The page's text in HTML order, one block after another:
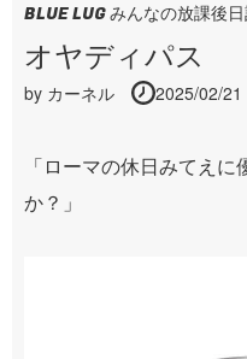
BLUE LUG みんなの放課後
オヤディパス
by カーネル 2025/02/21
「ローマの休日みてえ
か？」